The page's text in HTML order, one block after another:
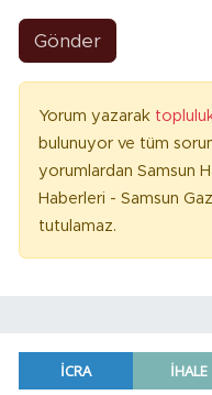
Gönder
Yorum yazarak topluluk
bulunuyor ve tüm
yorumlardan Samsun
Haberleri - Samsun
tutulamaz.